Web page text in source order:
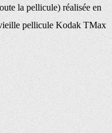
la pellicule) réalisée en
pellicule Kodak TMax